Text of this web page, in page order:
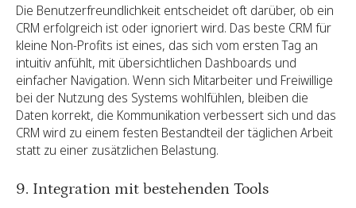
Die Benutzerfreundlichkeit entscheidet oft darüber, ob ein
CRM erfolgreich ist oder ignoriert wird. Das beste CRM für
kleine Non-Profits ist eines, das sich vom ersten Tag an
intuitiv anfühlt, mit übersichtlichen Dashboards und
einfacher Navigation. Wenn sich Mitarbeiter und Freiwillige
bei der Nutzung des Systems wohlfühlen, bleiben die
Daten korrekt, die Kommunikation verbessert sich und das
CRM wird zu einem festen Bestandteil der täglichen Arbeit
statt zu einer zusätzlichen Belastung.
9. Integration mit bestehenden Tools